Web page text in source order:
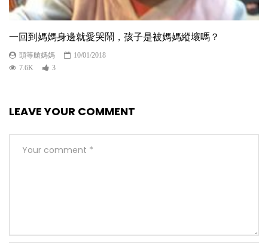
一回到媽媽身邊就愛哭鬧，孩子是被媽媽縱壞嗎？
頭等艙媽媽
10/01/2018
7.6K
3
LEAVE YOUR COMMENT